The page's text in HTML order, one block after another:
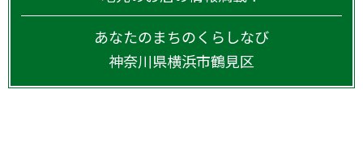
あなたのまちのくらしなび
神奈川県横浜市鶴見区